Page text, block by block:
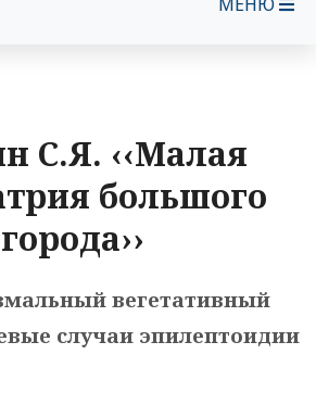
С.Я. ‹‹Малая
большого
города››
вегетативный
случаи эпилептоидии